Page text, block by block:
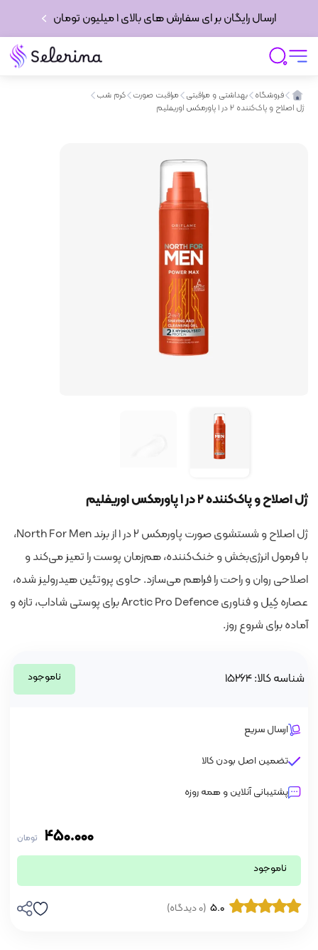
ارسال رایگان بر ای سفارش های بالای 1 میلیون تومان
فروشگاه بهداشتی و مراقبتی مراقبت صورت
کرم شب
ژل اصلاح و پاک‌کننده ۲ در ۱ پاورمکس اوریفلیم
ژل اصلاح و پاک‌کننده ۲ در ۱ پاورمکس اوریفلیم
ژل اصلاح و شستشوی صورت پاورمکس ۲ در ۱ از برند North For Men،
با فرمول انرژی‌بخش و خنک‌کننده، هم‌زمان پوست را تمیز می‌کند و
اصلاحی روان و راحت را فراهم می‌سازد. حاوی پروتئین هیدرولیز شده،
عصاره کِیل و فناوری Arctic Pro Defence برای پوستی شاداب، تازه و
آماده برای شروع روز.
شناسه کالا: 15264 ناموجود
ارسال سریع
تضمین اصل بودن کالا
پشتیبانی آنلاین و همه روزه
450.000 تومان
ناموجود
5.0 (0 دیدگاه)